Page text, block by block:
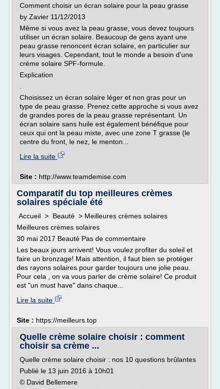
Comment choisir un écran solaire pour la peau grasse
by Zavier 11/12/2013
Même si vous avez la peau grasse, vous devez toujours
utiliser un écran solaire. Beaucoup de gens ayant une
peau grasse renoncent écran solaire, en particulier sur
leurs visages. Cependant, tout le monde a besoin d'une
crème solaire SPF-formule.
Explication
Choisissez un écran solaire léger et non gras pour un
type de peau grasse. Prenez cette approche si vous avez
de grandes pores de la peau grasse représentant. Un
écran solaire sans huile est également bénéfique pour
ceux qui ont la peau mixte, avec une zone T grasse (le
centre du front, le nez, le menton...
Lire la suite
Site : http://www.teamdemise.com
Comparatif du top meilleures crèmes
solaires spéciale été
Accueil > Beauté > Meilleures crèmes solaires
Meilleures crèmes solaires
30 mai 2017 Beauté Pas de commentaire
Les beaux jours arrivent! Vous voulez profiter du soleil et
faire un bronzage! Mais attention, il faut bien se protéger
des rayons solaires pour garder toujours une jolie peau.
Pour cela , on va vous parler de crème solaire! Ce produit
est "un must have" dans chaque...
Lire la suite
Site : https://meilleurs.top
Quelle crème solaire choisir : comment
choisir sa crème ...
Quelle crème solaire choisir : nos 10 questions brûlantes
Publié le 13 juin 2016 à 10h01
© David Bellemere